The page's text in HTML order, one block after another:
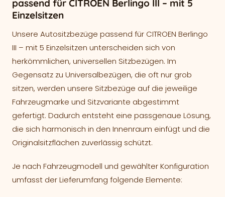
passend für CITROEN Berlingo III – mit 5
Einzelsitzen
Unsere Autositzbezüge passend für CITROEN Berlingo
III – mit 5 Einzelsitzen unterscheiden sich von
herkömmlichen, universellen Sitzbezügen. Im
Gegensatz zu Universalbezügen, die oft nur grob
sitzen, werden unsere Sitzbezüge auf die jeweilige
Fahrzeugmarke und Sitzvariante abgestimmt
gefertigt. Dadurch entsteht eine passgenaue Lösung,
die sich harmonisch in den Innenraum einfügt und die
Originalsitzflächen zuverlässig schützt.
Je nach Fahrzeugmodell und gewählter Konfiguration
umfasst der Lieferumfang folgende Elemente: